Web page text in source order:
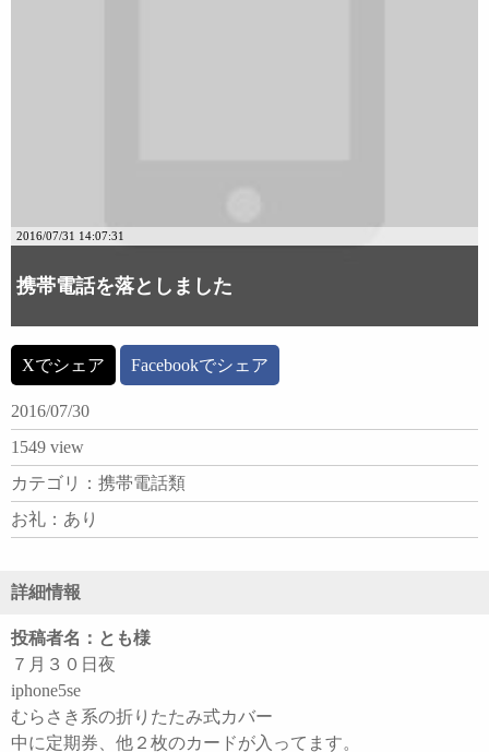
2016/07/31 14:07:31
携帯電話を落としました
Xでシェア Facebookでシェア
2016/07/30
1549 view
カテゴリ：携帯電話類
お礼：あり
詳細情報
投稿者名：とも様
７月３０日夜
iphone5se
むらさき系の折りたたみ式カバー
中に定期券、他２枚のカードが入ってます。